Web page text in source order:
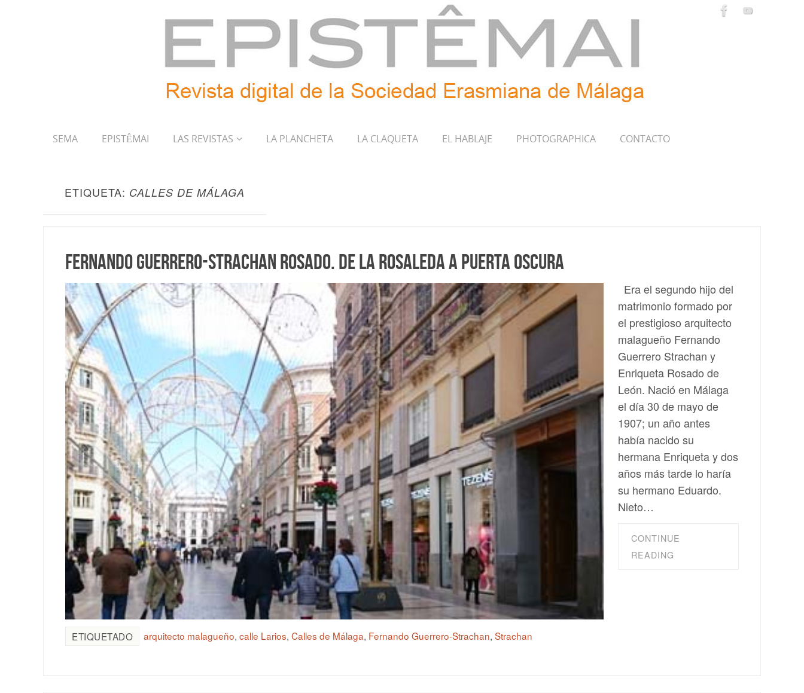
SEMA EPISTÊMAI LAS REVISTAS LA PLANCHETA LA CLAQUETA EL HABLAJE PHOTOGRAPHICA CONTACTO
ETIQUETA: CALLES DE MÁLAGA
Fernando Guerrero-Strachan Rosado. De La Rosaleda a Puerta Oscura
Era el segundo hijo del
matrimonio formado por
el prestigioso arquitecto
malagueño Fernando
Guerrero Strachan y
Enriqueta Rosado de
León. Nació en Málaga
el día 30 de mayo de
1907; un año antes
había nacido su
hermana Enriqueta y dos
años más tarde lo haría
su hermano Eduardo.
Nieto…
CONTINUE
READING
ETIQUETADO arquitecto malagueño, calle Larios, Calles de Málaga, Fernando Guerrero-Strachan, Strachan